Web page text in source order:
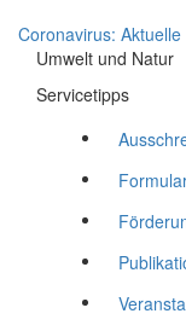
Coronavirus:
Umwelt und Natur
Servicetipps